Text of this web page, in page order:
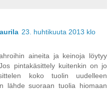
23. huhtikuuta 2013 klo
aineita ja keinoja löytyy
pintakäsittely kuitenkin on jo
koko tuolin uudelleen
lähde suoraan tuolia hiomaan